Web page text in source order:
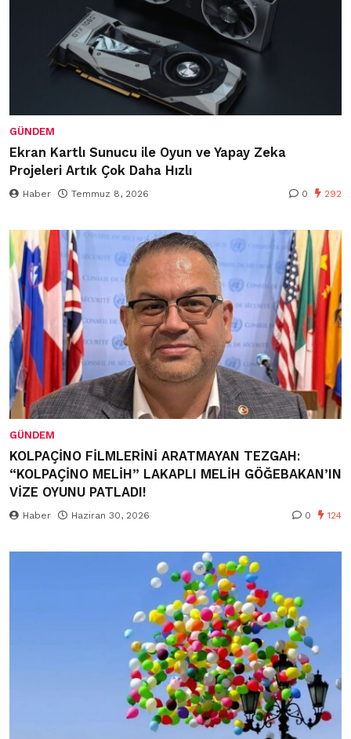
GÜNDEM
Ekran Kartlı Sunucu ile Oyun ve Yapay Zeka
Projeleri Artık Çok Daha Hızlı
Haber Temmuz 8, 2026 0 292
GÜNDEM
KOLPAÇİNO FİLMLERİNİ ARATMAYAN TEZGAH:
“KOLPAÇİNO MELİH” LAKAPLI MELİH GÖĞEBAKAN’IN
VİZE OYUNU PATLADI!
Haber Haziran 30, 2026 0 124